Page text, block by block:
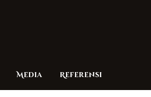
Media Referensi